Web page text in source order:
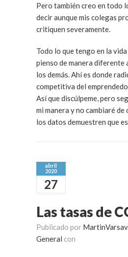
Pero también creo en todo
decir aunque mis colegas
critiquen severamente.
Todo lo que tengo en la
pienso de manera diferente
los demás. Ahí es donde
competitiva del
Así que discúlpeme, pero
mi manera y no cambiaré
los datos demuestren que
abril
2020
27
Las tasas de
Publicado por
General con